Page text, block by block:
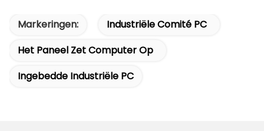
Markeringen:
Industriële Comité PC
Het Paneel Zet Computer Op
Ingebedde Industriële PC